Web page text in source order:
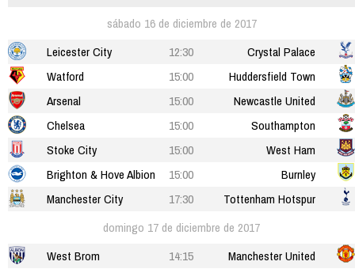
sábado 16 de diciembre de 2017
Leicester City
12:30
Crystal Palace
Watford
15:00
Huddersfield Town
Arsenal
15:00
Newcastle United
Chelsea
15:00
Southampton
Stoke City
15:00
West Ham
Brighton & Hove Albion
15:00
Burnley
Manchester City
17:30
Tottenham Hotspur
domingo 17 de diciembre de 2017
West Brom
14:15
Manchester United